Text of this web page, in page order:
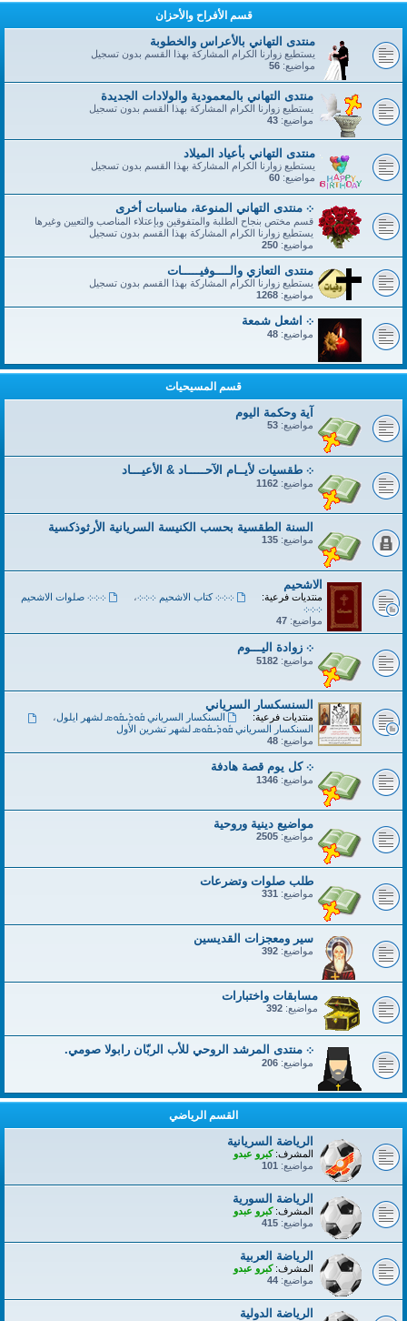
قسم الأفراح والأحزان
منتدى التهاني بالأعراس والخطوبة
يستطيع زوارنا الكرام المشاركة بهذا القسم بدون تسجيل
مواضيع: 56
منتدى التهاني بالمعمودية والولادات الجديدة
يستطيع زوارنا الكرام المشاركة بهذا القسم بدون تسجيل
مواضيع: 43
منتدى التهاني بأعياد الميلاد
يستطيع زوارنا الكرام المشاركة بهذا القسم بدون تسجيل
مواضيع: 60
܀ منتدى التهاني المنوعة، مناسبات أخرى
قسم مختص بنجاح الطلبة والمتفوقين وبإعتلاء المناصب والتعيين وغيرها
يستطيع زوارنا الكرام المشاركة بهذا القسم بدون تسجيل
مواضيع: 250
منتدى التعازي والــــوفيـــــات
يستطيع زوارنا الكرام المشاركة بهذا القسم بدون تسجيل
مواضيع: 1268
܀ اشعل شمعة
مواضيع: 48
قسم المسيحيات
آية وحكمة اليوم
مواضيع: 53
܀ طقسيات لأيــام الآحـــــاد & الأعيـــاد
مواضيع: 1162
السنة الطقسية بحسب الكنيسة السريانية الأرثوذكسية
مواضيع: 135
الاشحيم
منتديات فرعية: ܀܀܀ كتاب الاشحيم ܀܀܀،
܀܀܀ صلوات الاشحيم
܀܀܀
مواضيع: 47
܀ زوادة اليـــوم
مواضيع: 5182
السنسكسار السرياني
منتديات فرعية: السنكسار السرياني ܩܽܘܕܺܝܩܽܘܣ لشهر ايلول،
السنكسار السرياني ܩܽܘܕܺܝܩܽܘܣ لشهر تشرين الأول
مواضيع: 48
܀ كل يوم قصة هادفة
مواضيع: 1346
مواضيع دينية وروحية
مواضيع: 2505
طلب صلوات وتضرعات
مواضيع: 331
سير ومعجزات القديسين
مواضيع: 392
مسابقات واختبارات
مواضيع: 392
܀ منتدى المرشد الروحي للأب الربّان رابولا صومي.
مواضيع: 206
القسم الرياضي
الرياضة السريانية
المشرف: كبرو عبدو
مواضيع: 101
الرياضة السورية
المشرف: كبرو عبدو
مواضيع: 415
الرياضة العربية
المشرف: كبرو عبدو
مواضيع: 44
الرياضة الدولية